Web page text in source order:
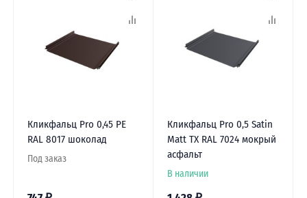
Кликфальц Pro 0,45 PE
RAL 8017 шоколад
Под заказ
Кликфальц Pro 0,5 Satin
Matt TX RAL 7024 мокрый
асфальт
В наличии